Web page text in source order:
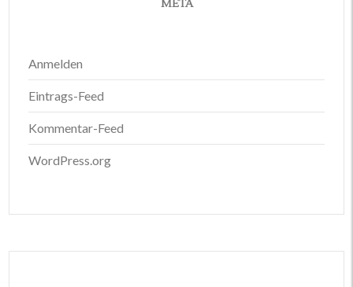
META
Anmelden
Eintrags-Feed
Kommentar-Feed
WordPress.org